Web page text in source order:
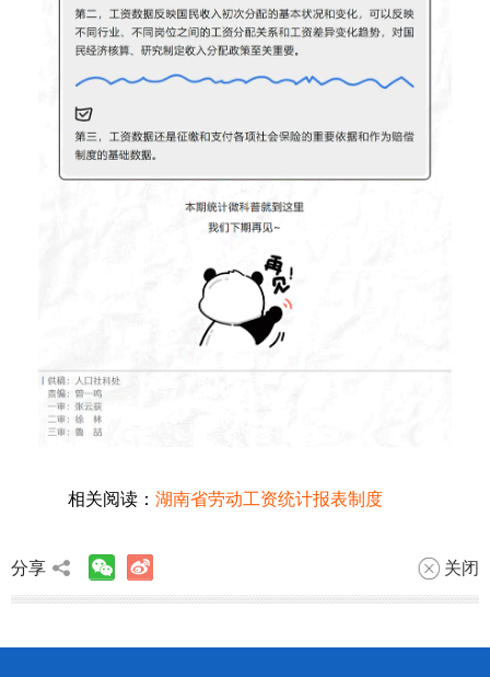
相关阅读： 湖南省劳动工资统计报表制度
分享 关闭